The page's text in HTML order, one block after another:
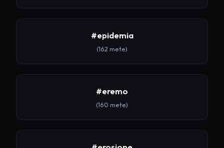
#epidemia
(162 mete)
#eremo
(160 mete)